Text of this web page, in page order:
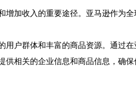
加收入的重要途径。亚马逊作为
户群体和丰富的商品资源。通过
相关的企业信息和商品信息，确